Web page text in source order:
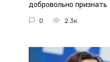
добровольно признать
0 2.3к.